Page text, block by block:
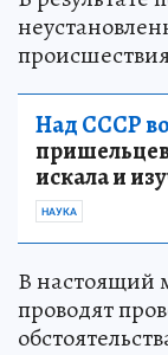
Над СССР
искала и
НАУКА
В настоящий
проводят